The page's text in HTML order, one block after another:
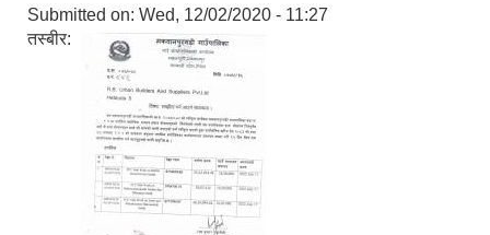
Submitted on: Wed, 12/02/2020 - 11:27
तस्बीर: